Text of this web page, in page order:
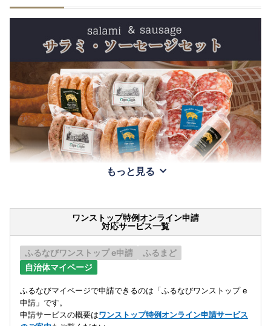
もっと見る
ワンストップ特例オンライン申請
対応サービス一覧
ふるなびワンストップ e申請
ふるまど
自治体マイページ
ふるなびマイページで申請できるのは「ふるなびワンストップ e
申請」です。
申請サービスの概要はワンストップ特例オンライン申請サービス